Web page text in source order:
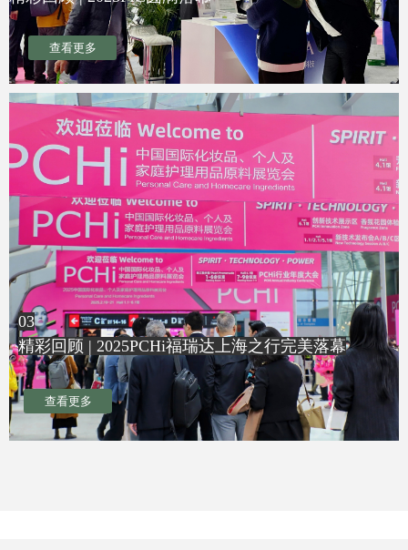
查看更多
​​​​​​​03
精彩回顾 | 2025PCHi福瑞达上海之行完美落幕
查看更多